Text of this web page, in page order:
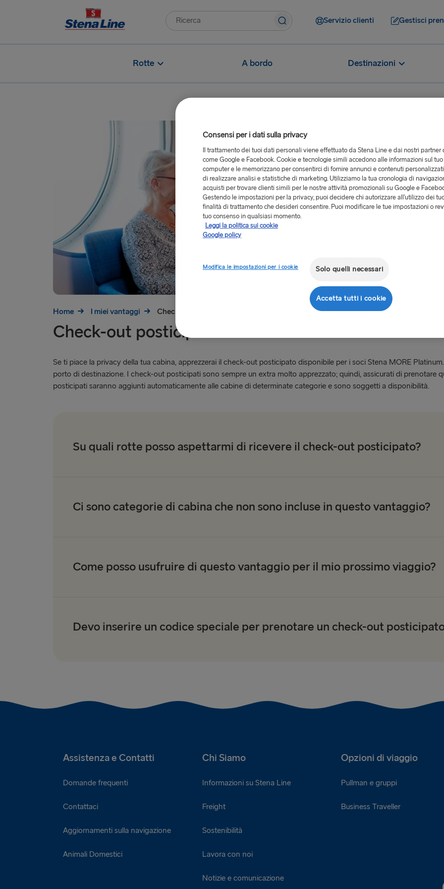
Servizio clienti Gestisci
Rotte A bordo Destinazioni
Home I miei vantaggi Check-out posticipato
Check-out posticipato
Se ti piace la privacy della tua cabina, apprezzerai il check-out posticipato disponibile per i soci Stena MORE
porto di destinazione. I check-out posticipati sono sempre un extra molto apprezzato; quindi, assicurati di prenotare
posticipati saranno aggiunti automaticamente alle cabine di determinate categorie e sono soggetti a disponibilità.
Su quali rotte posso aspettarmi di ricevere il check-out posticipato?
Ci sono categorie di cabina che non sono incluse in questo vantaggio?
Come posso usufruire di questo vantaggio per il mio prossimo viaggio?
Devo inserire un codice speciale per prenotare un check-out
Assistenza e Contatti Chi Siamo Opzioni di viaggio
Domande frequenti
Contattaci
Aggiornamenti sulla navigazione
Animali Domestici
Informazioni su Stena Line
Freight
Sostenibilità
Lavora con noi
Notizie e comunicazione
Pullman e gruppi
Business Traveller
Consensi per i dati sulla privacy
Il trattamento dei tuoi dati personali viene effettuato da Stena Line e dai nostri partner
come Google e Facebook. Cookie e tecnologie simili accedono alle informazioni sul tuo
computer e le memorizzano per consentirci di fornire annunci e contenuti
di realizzare analisi e statistiche di marketing. Utilizziamo la tua cronologia di
acquisti per trovare clienti simili per le nostre attività promozionali su Google e
Gestendo le impostazioni per la privacy, puoi decidere chi autorizzare all’utilizzo dei
finalità di trattamento che desideri consentire. Puoi modificare le tue impostazioni o
tuo consenso in qualsiasi momento.
Leggi la politica sui cookie
Google policy
Modifica le impostazioni per i cookie Solo quelli necessari
Accetta tutti i cookie